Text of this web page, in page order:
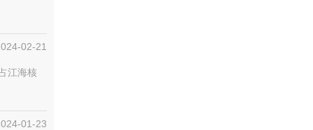
02-21
江海核
01-23